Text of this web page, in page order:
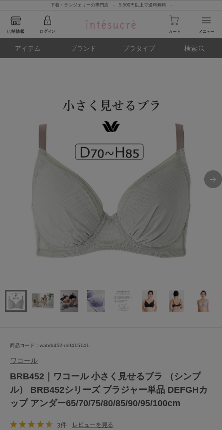
下着・ランジェリーの専門店 - 5,500円以上で送料無料 -
アイテム ブランド ブラタイプ 検索
商品コード：wabrb452-def415141
ワコール
BRB452｜ワコール 小さく見せるブラ （シンプ
ル） BRB452シリーズ ブラジャー単品 DEFGHカ
ップ アンダー65/70/75/80/85/90/95/100cm
3件 レビューを見る